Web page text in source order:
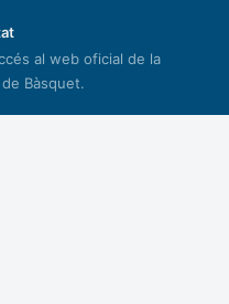
al web oficial de la
Bàsquet.